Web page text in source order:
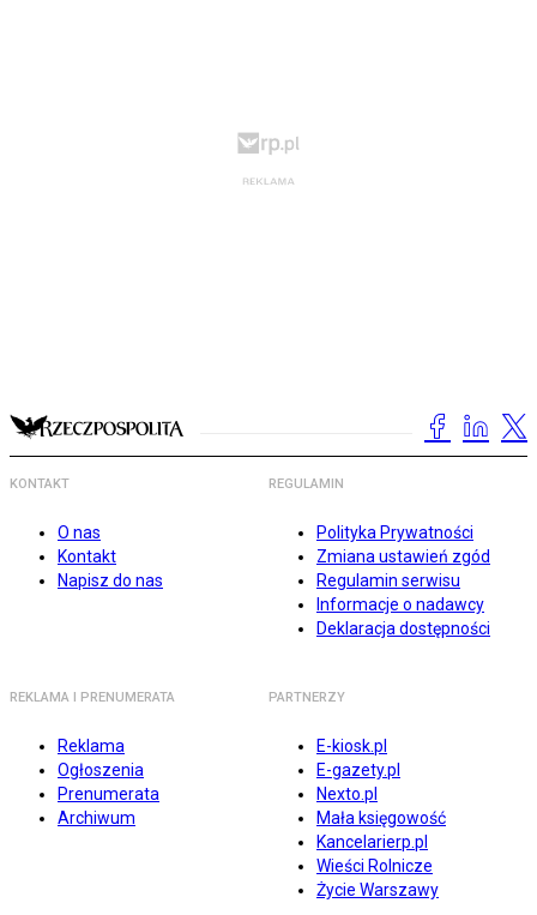
KONTAKT
O nas
Kontakt
Napisz do nas
REGULAMIN
Polityka Prywatności
Zmiana ustawień zgód
Regulamin serwisu
Informacje o nadawcy
Deklaracja dostępności
REKLAMA I PRENUMERATA
Reklama
Ogłoszenia
Prenumerata
Archiwum
PARTNERZY
E-kiosk.pl
E-gazety.pl
Nexto.pl
Mała księgowość
Kancelarierp.pl
Wieści Rolnicze
Życie Warszawy